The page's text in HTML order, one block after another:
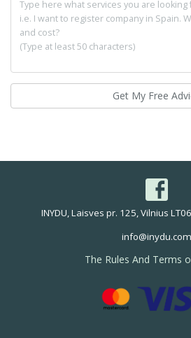
Get My Free
INYDU, Laisves pr. 125, Vilnius
info@inydu.com
The Rules And Terms